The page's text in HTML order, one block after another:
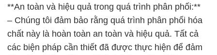
**An toàn và hiệu quả trong quá trình phân phối:**
– Chúng tôi đảm bảo rằng quá trình phân phối hóa
chất này là hoàn toàn an toàn và hiệu quả. Tất cả
các biện pháp cần thiết đã được thực hiện để đảm